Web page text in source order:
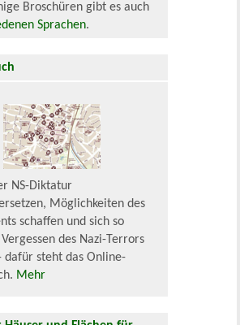
Broschüren gibt es auch
Sprachen.
NS-Diktatur
Möglichkeiten des
schaffen und sich so
des Nazi-Terrors
dafür steht das Online-
Mehr